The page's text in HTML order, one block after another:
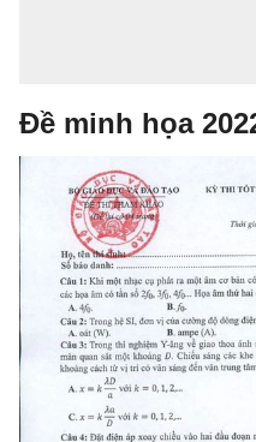
Đề minh họa